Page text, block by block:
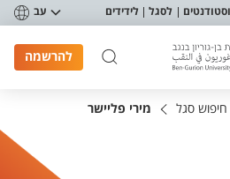
לסגל לידידים עב
להרשמה
סגל מירי פליישר